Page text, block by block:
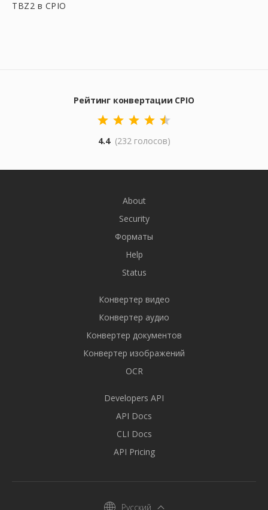
TBZ2 в CPIO
Рейтинг конвертации CPIO
4.4 (232 голосов)
About
Security
Форматы
Help
Status
Конвертер видео
Конвертер аудио
Конвертер документов
Конвертер изображений
OCR
Developers API
API Docs
CLI Docs
API Pricing
Русский